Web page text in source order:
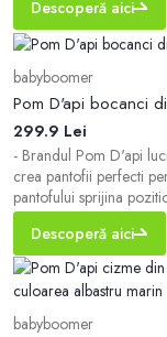
pantofului peste picior
Descoperă aici
babyboomer
299.9 Lei
- Brandul Pom D'api
crea pantofii perfecti
pantofului sprijina
flexibila ofera libertate
incaltarea usoara a
inchidere
Descoperă aici
babyboomer